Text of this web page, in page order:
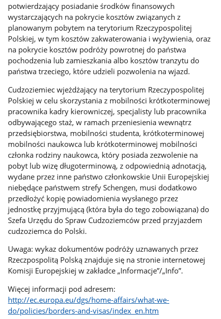
potwierdzający posiadanie środków finansowych
wystarczających na pokrycie kosztów związanych z
planowanym pobytem na terytorium Rzeczypospolitej
Polskiej, w tym kosztów zakwaterowania i wyżywienia, oraz
na pokrycie kosztów podróży powrotnej do państwa
pochodzenia lub zamieszkania albo kosztów tranzytu do
państwa trzeciego, które udzieli pozwolenia na wjazd.
Cudzoziemiec wjeżdżający na terytorium Rzeczypospolitej
Polskiej w celu skorzystania z mobilności krótkoterminowej
pracownika kadry kierowniczej, specjalisty lub pracownika
odbywającego staż, w ramach przeniesienia wewnątrz
przedsiębiorstwa, mobilności studenta, krótkoterminowej
mobilności naukowca lub krótkoterminowej mobilności
członka rodziny naukowca, który posiada zezwolenie na
pobyt lub wizę długoterminową, z odpowiednią adnotacją,
wydane przez inne państwo członkowskie Unii Europejskiej
niebędące państwem strefy Schengen, musi dodatkowo
przedłożyć kopię powiadomienia wysłanego przez
jednostkę przyjmującą (która była do tego zobowiązana) do
Szefa Urzędu do Spraw Cudzoziemców przed przyjazdem
cudzoziemca do Polski.
Uwaga: wykaz dokumentów podróży uznawanych przez
Rzeczpospolitą Polską znajduje się na stronie internetowej
Komisji Europejskiej w zakładce „Informacje”/„Info”.
Więcej informacji pod adresem:
http://ec.europa.eu/dgs/home-affairs/what-we-
do/policies/borders-and-visas/index_en.htm